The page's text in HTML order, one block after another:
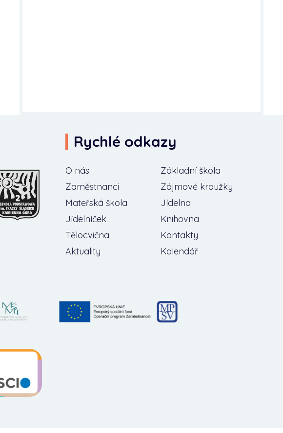
Rychlé odkazy
O nás
Základní škola
Zaměstnanci
Zájmové kroužky
Mateřská škola
Jídelna
Jídelníček
Knihovna
Tělocvična
Kontakty
Aktuality
Kalendář